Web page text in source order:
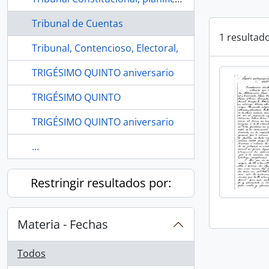
Tribunal de Cuentas
Tribunal, Contencioso, Electoral,
TRIGÉSIMO QUINTO aniversario
TRIGÉSIMO QUINTO
TRIGÉSIMO QUINTO aniversario
...
Restringir resultados por:
Materia - Fechas
Todos
1